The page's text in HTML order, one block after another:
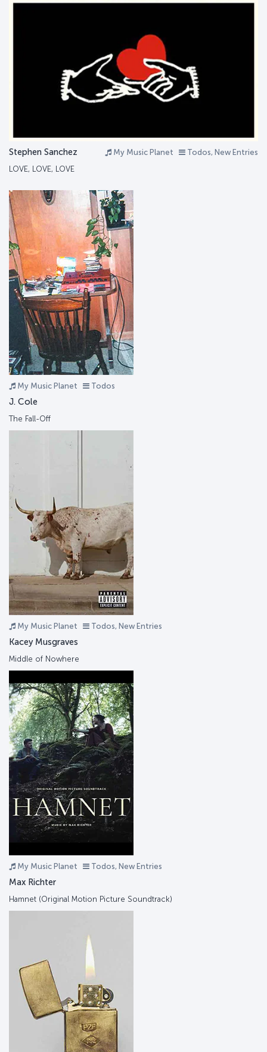
My Music Planet Todos, New Entries
Stephen Sanchez
LOVE, LOVE, LOVE
My Music Planet Todos
J. Cole
The Fall-Off
My Music Planet Todos, New Entries
Kacey Musgraves
Middle of Nowhere
My Music Planet Todos, New Entries
Max Richter
Hamnet (Original Motion Picture Soundtrack)